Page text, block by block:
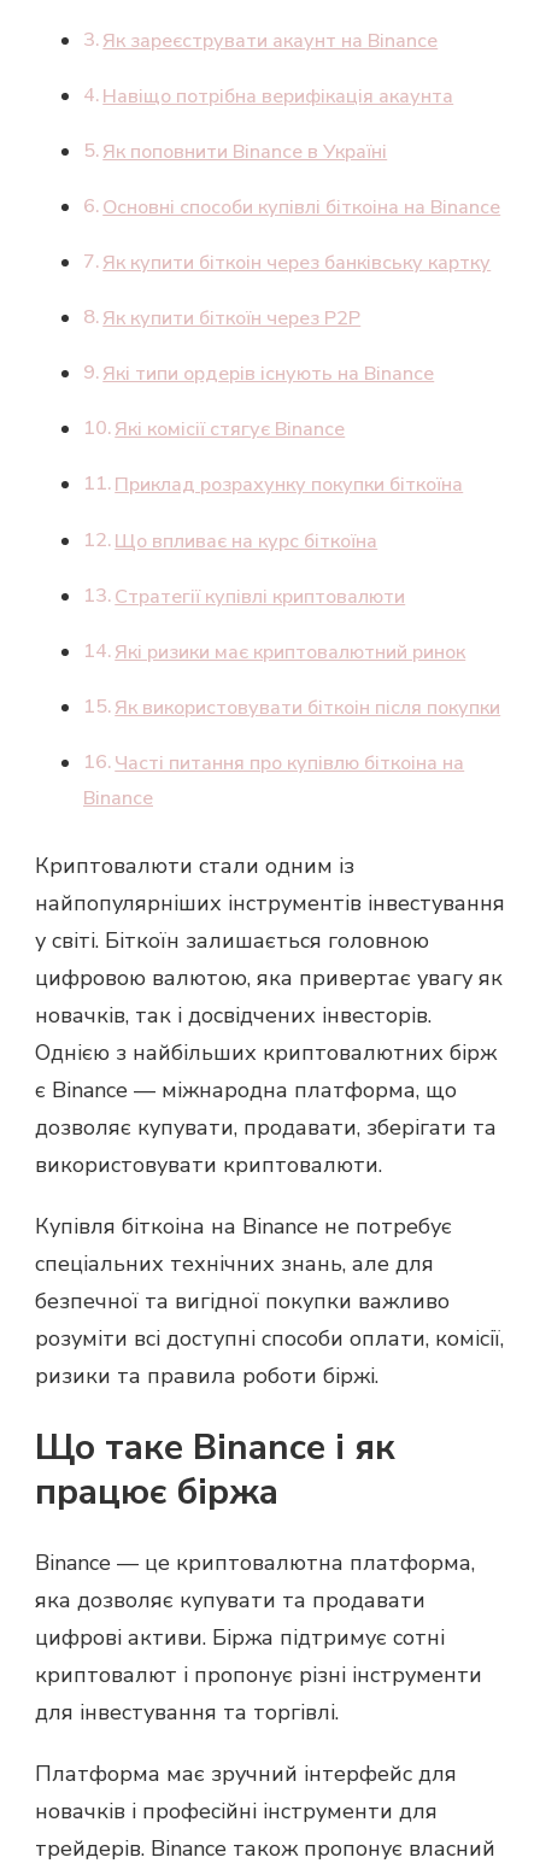
Як зареєструвати акаунт на Binance
Навіщо потрібна верифікація акаунта
Як поповнити Binance в Україні
Основні способи купівлі біткоіна на Binance
Як купити біткоін через банківську картку
Як купити біткоїн через P2P
Які типи ордерів існують на Binance
Які комісії стягує Binance
Приклад розрахунку покупки біткоїна
Що впливає на курс біткоїна
Стратегії купівлі криптовалюти
Які ризики має криптовалютний ринок
Як використовувати біткоін після покупки
Часті питання про купівлю біткоіна на
Binance
Криптовалюти стали одним із
найпопулярніших інструментів інвестування
у світі. Біткоїн залишається головною
цифровою валютою, яка привертає увагу як
новачків, так і досвідчених інвесторів.
Однією з найбільших криптовалютних бірж
є Binance — міжнародна платформа, що
дозволяє купувати, продавати, зберігати та
використовувати криптовалюти.
Купівля біткоіна на Binance не потребує
спеціальних технічних знань, але для
безпечної та вигідної покупки важливо
розуміти всі доступні способи оплати, комісії,
ризики та правила роботи біржі.
Що таке Binance і як
працює біржа
Binance — це криптовалютна платформа,
яка дозволяє купувати та продавати
цифрові активи. Біржа підтримує сотні
криптовалют і пропонує різні інструменти
для інвестування та торгівлі.
Платформа має зручний інтерфейс для
новачків і професійні інструменти для
трейдерів. Binance також пропонує власний